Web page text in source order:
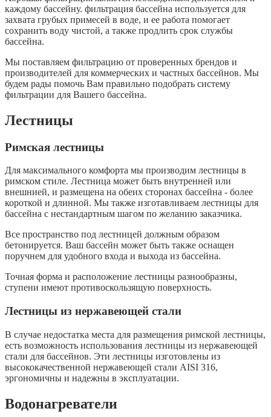
каждому бассейну. фильтрация бассейна используется для
захвата грубых примесей в воде, и ее работа помогает
сохранить воду чистой, а также продлить срок службы
бассейна.
Мы поставляем фильтрацию от проверенных брендов и
производителей для коммерческих и частных бассейнов. Мы
будем рады помочь Вам правильно подобрать систему
фильтрации для Вашего бассейна.
Лестницы
Римская лестницы
Для максимального комфорта мы производим лестницы в
римском стиле. Лестница может быть внутренней или
внешнией, и размещена на обеих сторонах бассейна - более
короткой и длинной. Мы также изготавливаем лестницы для
бассейна с нестандартным шагом по желанию заказчика.
Все пространство под лестницей должным образом
бетонируется. Ваш бассейн может быть также оснащен
поручнем для удобного входа и выхода из бассейна.
Точная форма и расположение лестницы разнообразны,
ступени имеют противоскользящую поверхность.
Лестницы из нержавеющей стали
В случае недостатка места для размещения римской лестницы,
есть возможность использования лестницы из нержавеющей
стали для бассейнов. Эти лестницы изготовлены из
высококачественной нержавеющей стали AISI 316,
эргономичны и надежны в эксплуатации.
Водонагреватели